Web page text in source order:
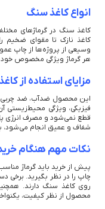
انواع کاغذ سنگ
کاغذ نازک تا مقوای
وسیعی از پروژه‌ها از چاپ
هر گرماژ ویژگی مخصوص خود
مزایای استفاده از
این محصول ضدآب، ضد چربی
فیزیکی، ویژگی محیط‌زیستی
قطع نمی‌شود و مصرف انرژی
شفاف و عمیق انجام
نکات مهم هنگام
پیش از خرید باید گرماژ
چاپ را در نظر بگیرید. برخی
روی کاغذ سنگ دارند.
محصول از نظر کیفیت،